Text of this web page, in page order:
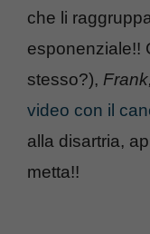
che li
esponenziale!!
stesso?),
video con il
alla disartria,
metta!!